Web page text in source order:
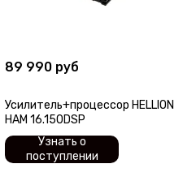
89 990 руб
Усилитель+процессор HELLION
HAM 16.150DSP
Узнать о
поступлении